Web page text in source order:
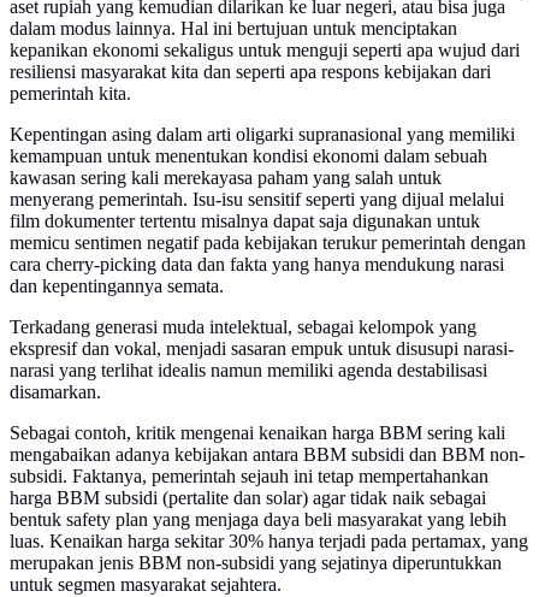
aset rupiah yang kemudian dilarikan ke luar negeri, atau bisa juga
dalam modus lainnya. Hal ini bertujuan untuk menciptakan
kepanikan ekonomi sekaligus untuk menguji seperti apa wujud dari
resiliensi masyarakat kita dan seperti apa respons kebijakan dari
pemerintah kita.
Kepentingan asing dalam arti oligarki supranasional yang memiliki
kemampuan untuk menentukan kondisi ekonomi dalam sebuah
kawasan sering kali merekayasa paham yang salah untuk
menyerang pemerintah. Isu-isu sensitif seperti yang dijual melalui
film dokumenter tertentu misalnya dapat saja digunakan untuk
memicu sentimen negatif pada kebijakan terukur pemerintah dengan
cara cherry-picking data dan fakta yang hanya mendukung narasi
dan kepentingannya semata.
Terkadang generasi muda intelektual, sebagai kelompok yang
ekspresif dan vokal, menjadi sasaran empuk untuk disusupi narasi-
narasi yang terlihat idealis namun memiliki agenda destabilisasi
disamarkan.
Sebagai contoh, kritik mengenai kenaikan harga BBM sering kali
mengabaikan adanya kebijakan antara BBM subsidi dan BBM non-
subsidi. Faktanya, pemerintah sejauh ini tetap mempertahankan
harga BBM subsidi (pertalite dan solar) agar tidak naik sebagai
bentuk safety plan yang menjaga daya beli masyarakat yang lebih
luas. Kenaikan harga sekitar 30% hanya terjadi pada pertamax, yang
merupakan jenis BBM non-subsidi yang sejatinya diperuntukkan
untuk segmen masyarakat sejahtera.